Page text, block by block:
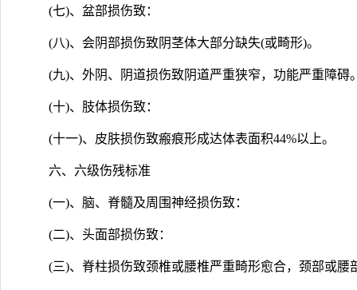
(七)、盆部损伤致：
(八)、会阴部损伤致阴茎体大部分缺失(或畸形)。
(九)、外阴、阴道损伤致阴道严重狭窄，功能严重障碍
(十)、肢体损伤致：
(十一)、皮肤损伤致瘢痕形成达体表面积44%以上。
六、六级伤残标准
(一)、脑、脊髓及周围神经损伤致：
(二)、头面部损伤致：
(三)、脊柱损伤致颈椎或腰椎严重畸形愈合，颈部或腰